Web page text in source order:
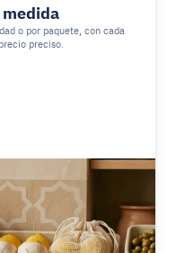
o por paquete, con cada
preciso.